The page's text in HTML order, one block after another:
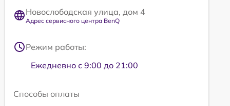
Новослободская улица, дом 4
Адрес сервисного центра BenQ
Режим работы:
Ежедневно с 9:00 до 21:00
Способы оплаты